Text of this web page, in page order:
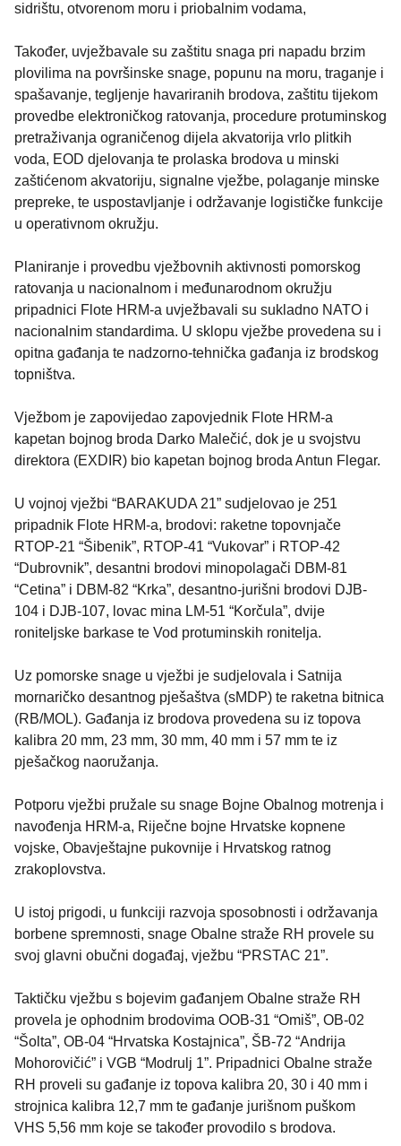
sidrištu, otvorenom moru i priobalnim vodama,
Također, uvježbavale su zaštitu snaga pri napadu brzim
plovilima na površinske snage, popunu na moru, traganje i
spašavanje, tegljenje havariranih brodova, zaštitu tijekom
provedbe elektroničkog ratovanja, procedure protuminskog
pretraživanja ograničenog dijela akvatorija vrlo plitkih
voda, EOD djelovanja te prolaska brodova u minski
zaštićenom akvatoriju, signalne vježbe, polaganje minske
prepreke, te uspostavljanje i održavanje logističke funkcije
u operativnom okružju.
Planiranje i provedbu vježbovnih aktivnosti pomorskog
ratovanja u nacionalnom i međunarodnom okružju
pripadnici Flote HRM-a uvježbavali su sukladno NATO i
nacionalnim standardima. U sklopu vježbe provedena su i
opitna gađanja te nadzorno-tehnička gađanja iz brodskog
topništva.
Vježbom je zapovijedao zapovjednik Flote HRM-a
kapetan bojnog broda Darko Malečić, dok je u svojstvu
direktora (EXDIR) bio kapetan bojnog broda Antun Flegar.
U vojnoj vježbi “BARAKUDA 21” sudjelovao je 251
pripadnik Flote HRM-a, brodovi: raketne topovnjače
RTOP-21 “Šibenik”, RTOP-41 “Vukovar” i RTOP-42
“Dubrovnik”, desantni brodovi minopolagači DBM-81
“Cetina” i DBM-82 “Krka”, desantno-jurišni brodovi DJB-
104 i DJB-107, lovac mina LM-51 “Korčula”, dvije
roniteljske barkase te Vod protuminskih ronitelja.
Uz pomorske snage u vježbi je sudjelovala i Satnija
mornaričko desantnog pješaštva (sMDP) te raketna bitnica
(RB/MOL). Gađanja iz brodova provedena su iz topova
kalibra 20 mm, 23 mm, 30 mm, 40 mm i 57 mm te iz
pješačkog naoružanja.
Potporu vježbi pružale su snage Bojne Obalnog motrenja i
navođenja HRM-a, Riječne bojne Hrvatske kopnene
vojske, Obavještajne pukovnije i Hrvatskog ratnog
zrakoplovstva.
U istoj prigodi, u funkciji razvoja sposobnosti i održavanja
borbene spremnosti, snage Obalne straže RH provele su
svoj glavni obučni događaj, vježbu “PRSTAC 21”.
Taktičku vježbu s bojevim gađanjem Obalne straže RH
provela je ophodnim brodovima OOB-31 “Omiš”, OB-02
“Šolta”, OB-04 “Hrvatska Kostajnica”, ŠB-72 “Andrija
Mohorovičić” i VGB “Modrulj 1”. Pripadnici Obalne straže
RH proveli su gađanje iz topova kalibra 20, 30 i 40 mm i
strojnica kalibra 12,7 mm te gađanje jurišnom puškom
VHS 5,56 mm koje se također provodilo s brodova.